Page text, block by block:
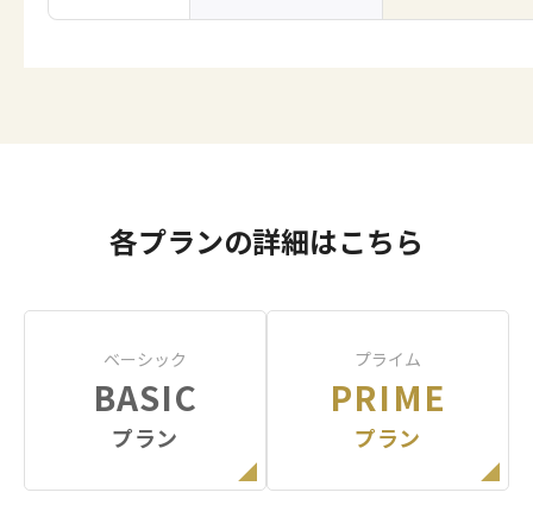
各プランの詳細はこちら
ベーシック
BASIC
プラン
プライム
PRIME
プラン